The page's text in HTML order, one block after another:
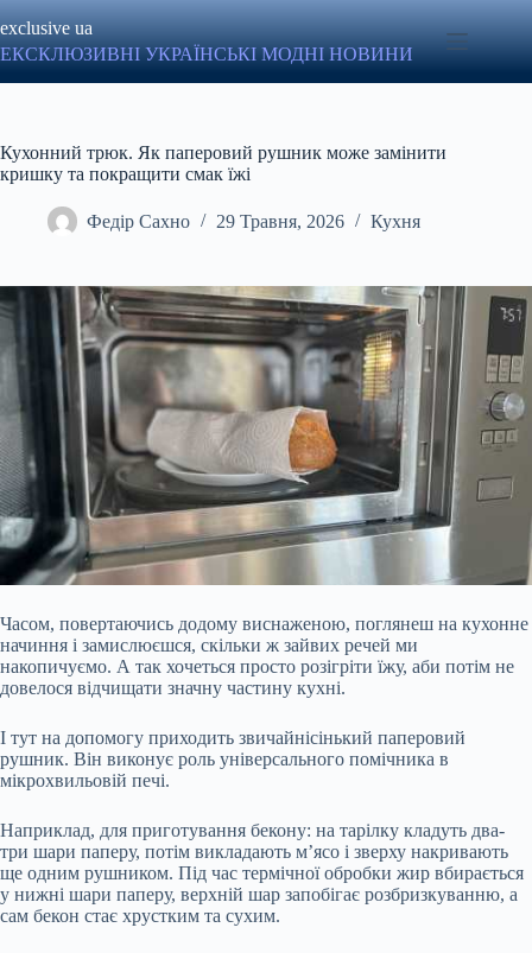
до
вмісту
exclusive ua
ЕКСКЛЮЗИВНІ УКРАЇНСЬКІ МОДНІ НОВИНИ
Кухонний трюк. Як паперовий рушник може замінити
кришку та покращити смак їжі
Федір Сахно 29 Травня, 2026 Кухня
Часом, повертаючись додому виснаженою, поглянеш на кухонне
начиння і замислюєшся, скільки ж зайвих речей ми
накопичуємо. А так хочеться просто розігріти їжу, аби потім не
довелося відчищати значну частину кухні.
І тут на допомогу приходить звичайнісінький паперовий
рушник. Він виконує роль універсального помічника в
мікрохвильовій печі.
Наприклад, для приготування бекону: на тарілку кладуть два-
три шари паперу, потім викладають м’ясо і зверху накривають
ще одним рушником. Під час термічноїобробки жир вбирається
у нижні шари паперу, верхній шар запобігає розбризкуванню, а
сам бекон стає хрустким та сухим.